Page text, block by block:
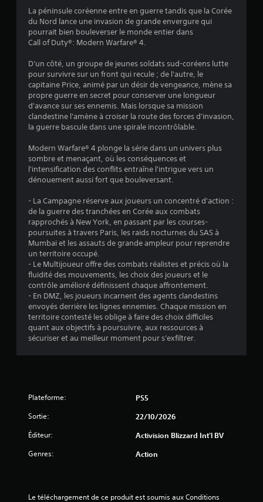
La péninsule coréenne entre en guerre tandis que la Corée
du Nord lance une invasion de grande envergure qui
pourrait bien bouleverser le monde entier dans
Call of Duty®: Modern Warfare® 4.
D'un côté, un groupe de jeunes soldats sud-coréens lutte
pour survivre sur un front qui recule ; de l'autre, le
capitaine Price, animé par un désir de vengeance, mène sa
propre guerre en secret pour conserver une longueur
d'avance sur ses ennemis. Mais lorsque sa mission
clandestine l'amène à croiser la route des forces d'invasion,
la guerre bascule dans une spirale incontrôlable.
Modern Warfare® 4 plonge la série dans un univers plus
sombre et menaçant, où les conséquences et
l'intensification des conflits entraîne l'intrigue vers un
dénouement aussi fort que bouleversant.
- La Campagne réserve aux joueurs un concentré d'action :
de la guerre des tranchées en Corée aux combats
rapprochés à New York, en passant par les courses-
poursuites à travers Paris, les raids nocturnes du SAS à
Mumbai et les assauts de grande ampleur pour reprendre
un territoire occupé.
- Le Multijoueur offre des combats réalistes et précis où la
fluidité des mouvements, les choix des joueurs et le
contrôle amélioré définissent chaque affrontement.
- En DMZ, les joueurs incarnent des agents clandestins
envoyés derrière les lignes ennemies. Chaque mission en
territoire contesté les oblige à faire des choix difficiles
quant aux objectifs à poursuivre, aux ressources à
sécuriser et au meilleur moment pour s'exfiltrer.
Plateforme: PS5
Sortie: 22/10/2026
Éditeur: Activision Blizzard Int'l BV
Genres: Action
Le téléchargement de ce produit est soumis aux Conditions